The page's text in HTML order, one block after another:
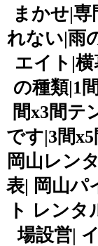
まかせ|
れない|雨
エイト|
の種類|1
間x3間テ
です|3間
岡山レン
表| 岡山パ
ト レン
場設営|